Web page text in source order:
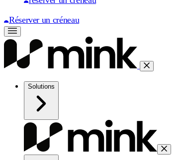
Réserver un créneau
Solutions